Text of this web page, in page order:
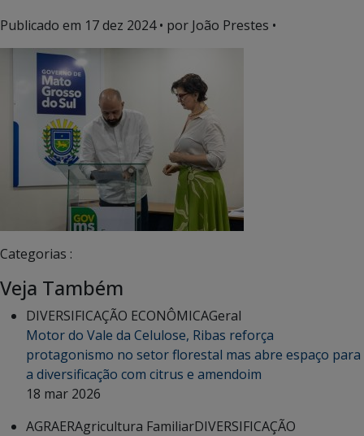
Publicado em 17 dez 2024• por João Prestes •
Categorias :
Veja Também
DIVERSIFICAÇÃO ECONÔMICAGeral
Motor do Vale da Celulose, Ribas reforça
protagonismo no setor florestal mas abre espaço para
a diversificação com citrus e amendoim
18 mar 2026
AGRAERAgricultura FamiliarDIVERSIFICAÇÃO